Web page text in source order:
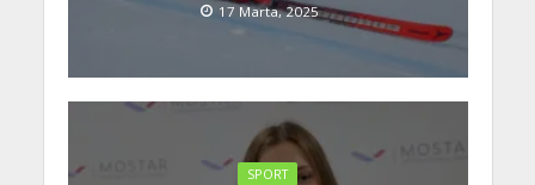
17 Marta, 2025
SPORT